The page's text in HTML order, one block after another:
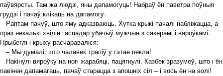
паўвярсты. Там жа людзі, яны дапамогуць! Набраў ён паветра поўныя
грудзі і пачаў клікаць на дапамогу.
Раптам пачуў, што яму адказваюць. Хутка крыкі пачалі набліжацца, а
праз некалькі хвілін гаспадар убачыў мужчын з сякерамі і вяроўкамі.
Прыбеглі і крыху расчараваліся:
– Мы думалі, што чалавек трапіў у гэтае пекла!
Накінулі вяроўку на ногі жарабяці, пацягнулі. Казбек зразумеў, што і ён
павінен дапамагаць, пачаў старацца з апошніх сіл – і вось ён на волі!